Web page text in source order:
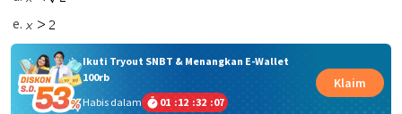
Ikuti Tryout SNBT & Menangkan E-Wallet
100rb
Habis dalam
01 :12 :32 :07
Klaim